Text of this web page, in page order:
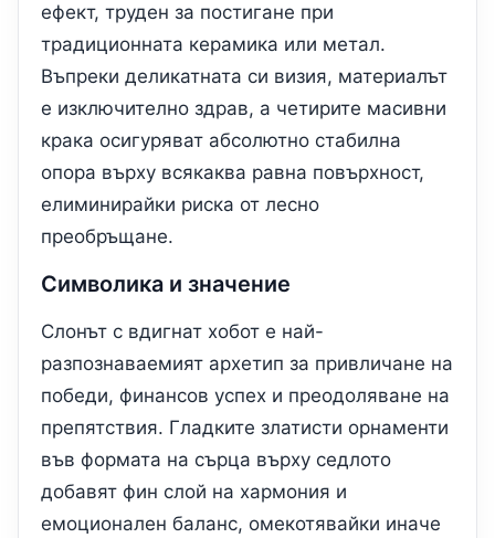
ефект, труден за постигане при
традиционната керамика или метал.
Въпреки деликатната си визия, материалът
е изключително здрав, а четирите масивни
крака осигуряват абсолютно стабилна
опора върху всякаква равна повърхност,
елиминирайки риска от лесно
преобръщане.
Символика и значение
Слонът с вдигнат хобот е най-
разпознаваемият архетип за привличане на
победи, финансов успех и преодоляване на
препятствия. Гладките златисти орнаменти
във формата на сърца върху седлото
добавят фин слой на хармония и
емоционален баланс, омекотявайки иначе